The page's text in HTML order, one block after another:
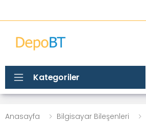
Kategoriler
Anasayfa Bilgisayar Bileşenleri